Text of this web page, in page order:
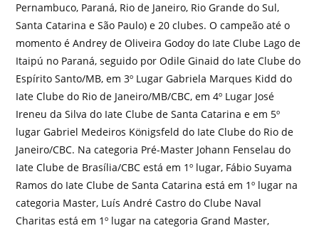
Pernambuco, Paraná, Rio de Janeiro, Rio Grande do Sul,
Santa Catarina e São Paulo) e 20 clubes. O campeão até o
momento é Andrey de Oliveira Godoy do Iate Clube Lago de
Itaipú no Paraná, seguido por Odile Ginaid do Iate Clube do
Espírito Santo/MB, em 3º Lugar Gabriela Marques Kidd do
Iate Clube do Rio de Janeiro/MB/CBC, em 4º Lugar José
Ireneu da Silva do Iate Clube de Santa Catarina e em 5º
lugar Gabriel Medeiros Königsfeld do Iate Clube do Rio de
Janeiro/CBC. Na categoria Pré-Master Johann Fenselau do
Iate Clube de Brasília/CBC está em 1º lugar, Fábio Suyama
Ramos do Iate Clube de Santa Catarina está em 1º lugar na
categoria Master, Luís André Castro do Clube Naval
Charitas está em 1º lugar na categoria Grand Master,